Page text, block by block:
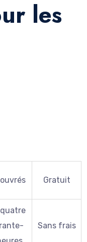
les
Gratuit
Sans frais